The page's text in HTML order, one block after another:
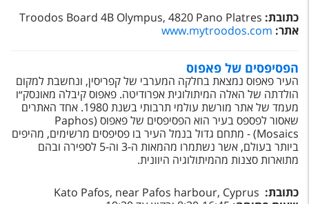
כתובת: Troodos Board 4B Olympus, 4820 Pano Platres
אתר: www.mytroodos.com
הפסיפסים של פאפוס
העיר פאפוס נמצאת בחלקה המערבי של קפריסין, ונחשבת למקום
הולדתה של האלה המיתולוגית אפרודיטה. פאפוס קיבלה מאונסק״ו
מעמד של אתר מורשת עולמי תרבותי בשנת 1980. אחד האתרים
שאסור לפספס בעיר הוא הפסיפסים של פאפוס (Paphos
Mosaics) - מתחם גדול בנמל העיר בו פסיפסים מרשימים, מהיפים
ביותר בעולם, אשר נשתמרו מהמאות ה-3 וה-5 לספירה ובהם
מתוארות סצנות מהמיתולוגיה היוונית.
כתובת: Kato Pafos, near Pafos harbour, Cyprus